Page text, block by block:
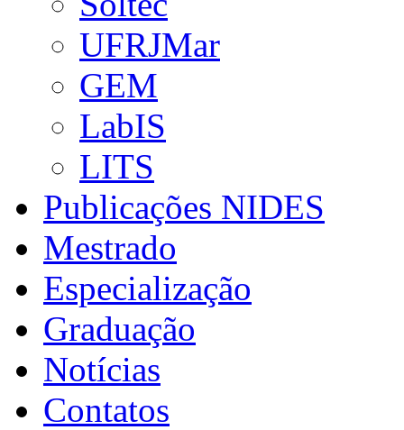
UFRJMar
GEM
LabIS
LITS
Publicações NIDES
Mestrado
Especialização
Graduação
Notícias
Contatos